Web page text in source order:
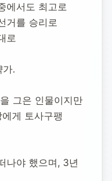
33,659
에서도 최고로
거를 승리로
로
가.
그은 인물이지만
게 토사구팽
나야 했으며, 3년